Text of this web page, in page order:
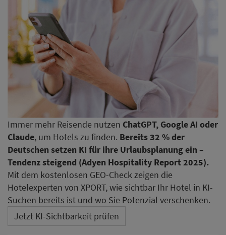
Immer mehr Reisende nutzen ChatGPT, Google AI oder
Claude, um Hotels zu finden. Bereits 32 % der
Deutschen setzen KI für ihre Urlaubsplanung ein –
Tendenz steigend (Adyen Hospitality Report 2025).
Mit dem kostenlosen GEO-Check zeigen die
Hotelexperten von XPORT, wie sichtbar Ihr Hotel in KI-
Suchen bereits ist und wo Sie Potenzial verschenken.
Jetzt KI-Sichtbarkeit prüfen